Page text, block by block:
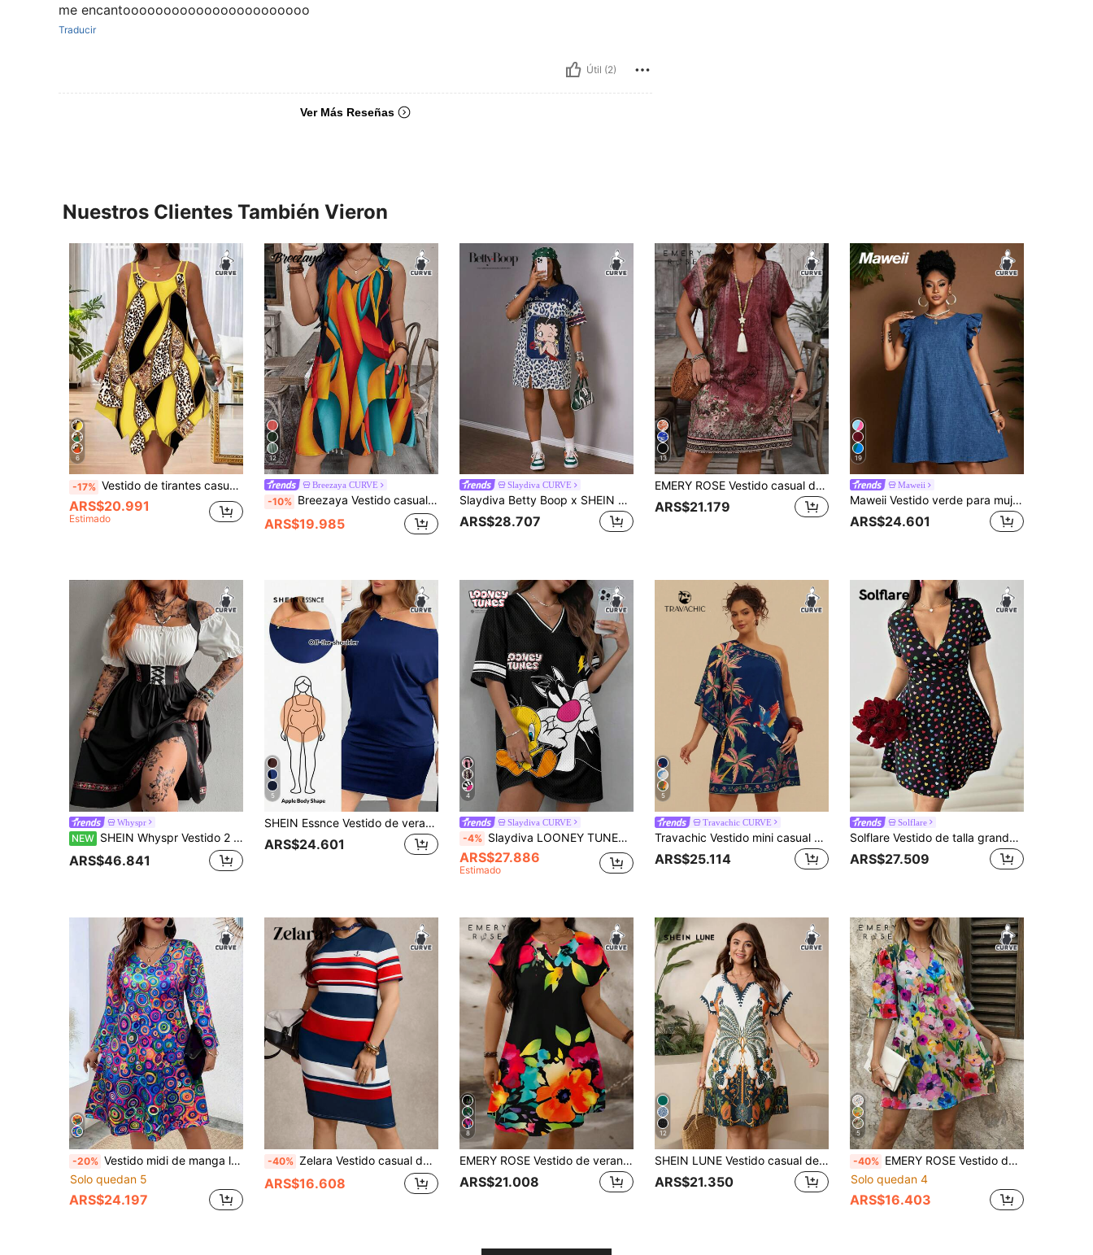
me encantooooooooooooooooooooooo
Traducir
Útil (2)
Ver Más Reseñas
Nuestros Clientes También Vieron
6
-17% Vestido de tirantes casual para mujer talla grande con estampado de leopardo y rayas, bajo asimétrico, elegante, amarillo, para vacaciones de verano
ARS$20.991
Estimado
12
Breezaya CURVE
-10% Breezaya Vestido casual de vacaciones con estampado colorido y sin aros para tallas grandes
ARS$19.985
Slaydiva CURVE
Slaydiva Betty Boop x SHEIN Vestido casual de talla grande para primavera/verano con estampado de leopardo azul, manga corta, diseño de hombros descubiertos y abertura lateral. X SHEIN Estilo callejero, ropa de mujer de talla grande, nueva llegada de primavera/verano 2026, estilo básico.
ARS$28.707
13
EMERY ROSE Vestido casual de vacaciones con estampado floral vintage para mujer de talla grande
ARS$21.179
19
Maweii
Maweii Vestido verde para mujer de talla grande, primavera/verano, de línea A, cuello redondo, manga volada, estilo casual elegante para ir al trabajo, estampado floral de plantas, diseño de moda nuevo, diseño de nicho imprescindible, holgado, para uso diario y vacaciones
ARS$24.601
Whyspr
NEW SHEIN Whyspr Vestido 2 en 1 de talla grande con estilo oscuro, contraste de color, bordado, cordón y cordones
ARS$46.841
5
SHEIN Essnce Vestido de verano talla grande para mujer. Vestido casual negro, vestido hombros descubiertos, vestido un hombro. Vestidos de verano para mujer, vestido casual hombros descubiertos, vestido negro mini para salir
ARS$24.601
4
Slaydiva CURVE
-4% Slaydiva LOONEY TUNES X SHEIN Vestido casual negro de manga corta y cuello en V, adecuado para el verano, talla grande
ARS$27.886
Estimado
5
Travachic CURVE
Travachic Vestido mini casual de talla grande con estampado tropical de planta y hombro asimétrico, azul marino, adecuado para verano y otoño
ARS$25.114
Solflare
Solflare Vestido de talla grande con estampado de corazones de colores y escote en V para el Día de San Valentín
ARS$27.509
-20% Vestido midi de manga larga con cuello en V para mujer de talla grande - Vestido elegante de longitud media, vestido fluido, vestido casual de oficina y fiesta, vestido clásico de línea A para primavera, vestido naranja de moda para vacaciones de talla grande
Solo quedan 5
ARS$24.197
-40% Zelara Vestido casual de mujer talla grande con cuello redondo, manga corta y estampado de ancla a rayas
ARS$16.608
8
EMERY ROSE Vestido de verano de talla grande con cuello en V con muesca y mangas de murciélago con estampado floral
ARS$21.008
12
SHEIN LUNE Vestido casual de mujer talla grande con estampado floral vintage, cuello en V y mangas de murciélago, para vacaciones, atuendos de verano para mujer, ropa de oficina
ARS$21.350
5
-40% EMERY ROSE Vestido de talla grande con estampado de pintura floral, adecuado para el verano
Solo quedan 4
ARS$16.403